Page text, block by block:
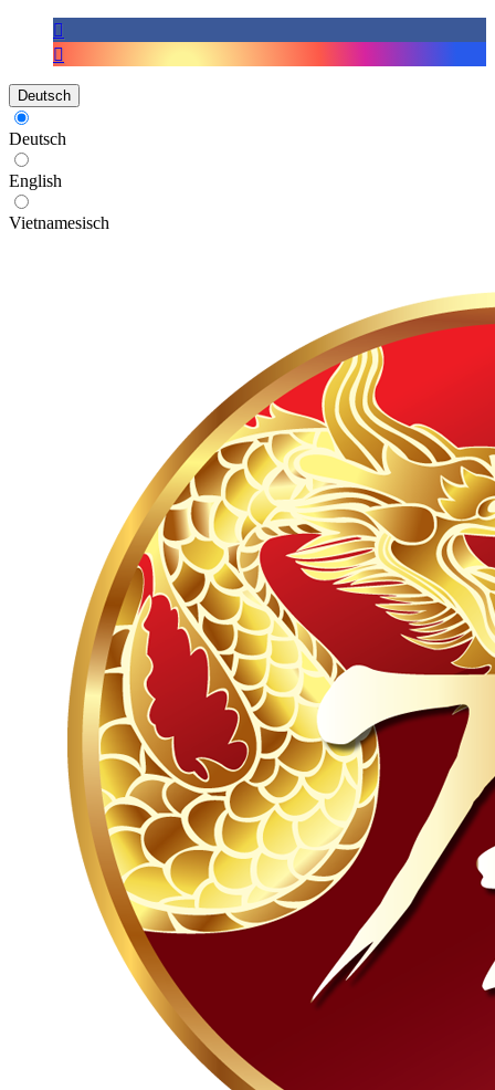
Deutsch
Deutsch
English
Vietnamesisch